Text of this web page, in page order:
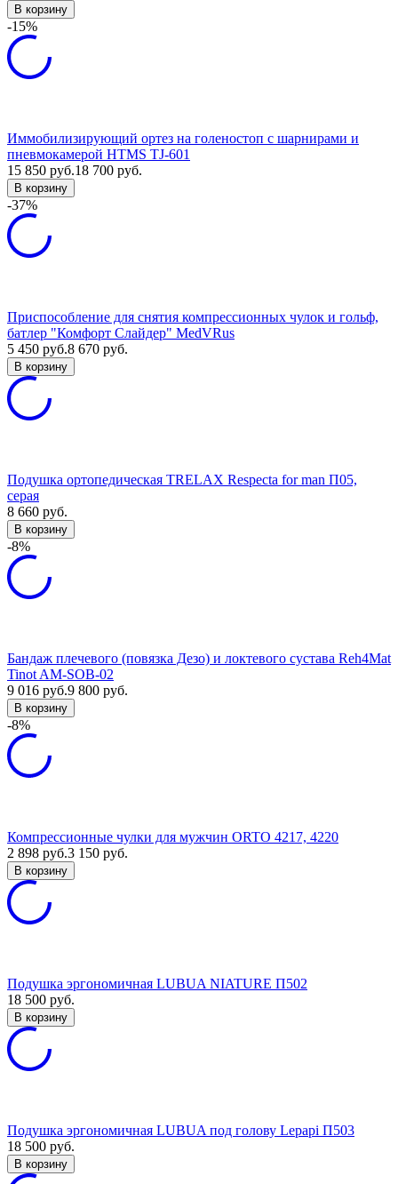
В корзину
-15%
Иммобилизирующий ортез на голеностоп с шарнирами и
пневмокамерой HTMS TJ-601
15 850 руб.18 700 руб.
В корзину
-37%
Приспособление для снятия компрессионных чулок и гольф,
батлер "Комфорт Слайдер" MedVRus
5 450 руб.8 670 руб.
В корзину
Подушка ортопедическая TRELAX Respecta for man П05,
серая
8 660 руб.
В корзину
-8%
Бандаж плечевого (повязка Дезо) и локтевого сустава Reh4Mat
Tinot AM-SOB-02
9 016 руб.9 800 руб.
В корзину
-8%
Компрессионные чулки для мужчин ORTO 4217, 4220
2 898 руб.3 150 руб.
В корзину
Подушка эргономичная LUBUA NIATURE П502
18 500 руб.
В корзину
Подушка эргономичная LUBUA под голову Lepapi П503
18 500 руб.
В корзину